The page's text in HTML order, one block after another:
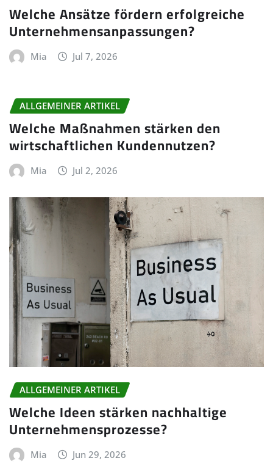
Welche Ansätze fördern erfolgreiche
Unternehmensanpassungen?
Mia Jul 7, 2026
ALLGEMEINER ARTIKEL
Welche Maßnahmen stärken den
wirtschaftlichen Kundennutzen?
Mia Jul 2, 2026
ALLGEMEINER ARTIKEL
Welche Ideen stärken nachhaltige
Unternehmensprozesse?
Mia Jun 29, 2026